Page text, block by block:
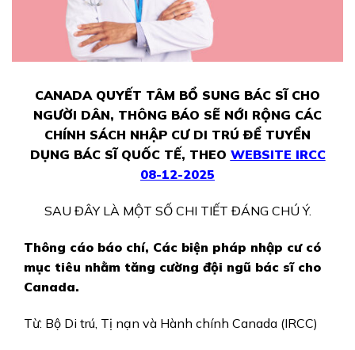
CANADA QUYẾT TÂM BỔ SUNG BÁC SĨ CHO
NGƯỜI DÂN, THÔNG BÁO SẼ NỚI RỘNG CÁC
CHÍNH SÁCH NHẬP CƯ DI TRÚ ĐỂ TUYỂN
DỤNG BÁC SĨ QUỐC TẾ, THEO WEBSITE IRCC
08-12-2025
SAU ĐÂY LÀ MỘT SỐ CHI TIẾT ĐÁNG CHÚ Ý.
Thông cáo báo chí, Các biện pháp nhập cư có
mục tiêu nhằm tăng cường đội ngũ bác sĩ cho
Canada.
Từ: Bộ Di trú, Tị nạn và Hành chính Canada (IRCC)